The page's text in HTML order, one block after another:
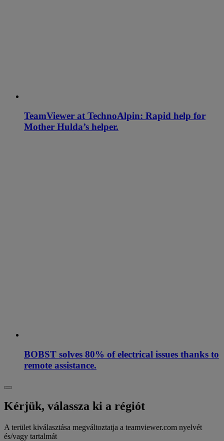
TeamViewer at TechnoAlpin: Rapid help for
Mother Hulda’s helper.
BOBST solves 80% of electrical issues thanks to
remote assistance.
Kérjük, válassza ki a régiót
A terület kiválasztása megváltoztatja a teamviewer.com nyelvét
és/vagy tartalmát